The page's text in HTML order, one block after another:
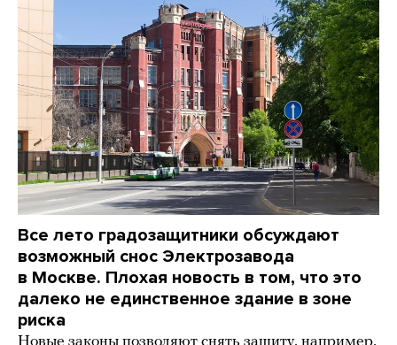
Все лето градозащитники обсуждают
возможный снос Электрозавода
в Москве. Плохая новость в том, что это
далеко не единственное здание в зоне
риска
Новые законы позволяют снять защиту, например,